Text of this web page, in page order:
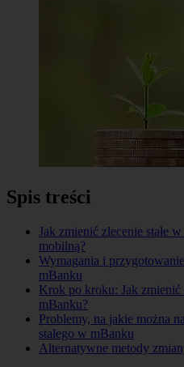
Spis treści
Jak zmienić zlecenie stałe
mobilną?
Wymagania i
mBanku
Krok po kroku: Jak zmienić
mBanku?
Problemy, na jakie można
stałego w mBanku
Alternatywne metody